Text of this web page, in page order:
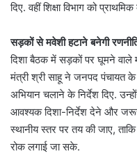
दिए. वहीं शिक्षा विभाग को
सड़कों से मवेशी हटाने बनेगी
दिशा बैठक में सड़कों पर घूमने वाले
मंत्री श्री साहू ने जनपद पंचायत
अभियान चलाने के निर्देश दिए.
आवश्यक दिशा-निर्देश देने और
स्थानीय स्तर पर तय की जाए,
रोक लगाई जा सके.